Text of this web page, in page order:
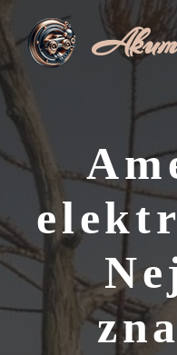
na
obsah